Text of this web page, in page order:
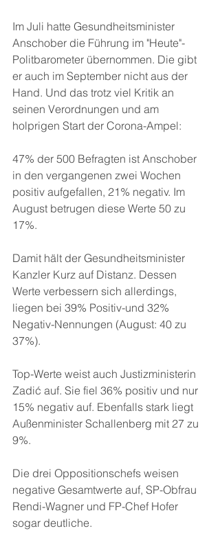
Im Juli hatte Gesundheitsminister
Anschober die Führung im "Heute"-
Politbarometer übernommen. Die gibt
er auch im September nicht aus der
Hand. Und das trotz viel Kritik an
seinen Verordnungen und am
holprigen Start der Corona-Ampel:
47% der 500 Befragten ist Anschober
in den vergangenen zwei Wochen
positiv aufgefallen, 21% negativ. Im
August betrugen diese Werte 50 zu
17%.
Damit hält der Gesundheitsminister
Kanzler Kurz auf Distanz. Dessen
Werte verbessern sich allerdings,
liegen bei 39% Positiv-und 32%
Negativ-Nennungen (August: 40 zu
37%).
Top-Werte weist auch Justizministerin
Zadić auf. Sie fiel 36% positiv und nur
15% negativ auf. Ebenfalls stark liegt
Außenminister Schallenberg mit 27 zu
9%.
Die drei Oppositionschefs weisen
negative Gesamtwerte auf, SP-Obfrau
Rendi-Wagner und FP-Chef Hofer
sogar deutliche.